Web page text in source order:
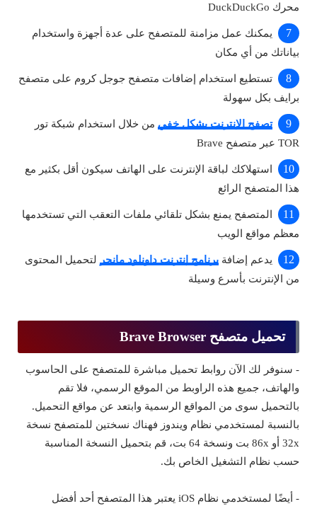
محرك DuckDuckGo
يمكنك عمل مزامنة للمتصفح على عدة أجهزة واستخدام
بياناتك من أي مكان
تستطيع استخدام إضافات متصفح جوجل كروم على متصفح
برايف بكل سهولة
تصفح الإنترنت بشكل خفي من خلال استخدام شبكة تور
TOR عبر متصفح Brave
استهلاكك لباقة الإنترنت على الهاتف سيكون أقل بكثير مع
هذا المتصفح الرائع
المتصفح يمنع بشكل تلقائي ملفات التعقب التي تستخدمها
معظم مواقع الويب
يدعم إضافة برنامج إنترنت داونلود مانجر لتحميل المحتوى
من الإنترنت بأسرع وسيلة
تحميل متصفح Brave Browser
- سنوفر لك الآن روابط تحميل مباشرة للمتصفح على الحاسوب
والهاتف، جميع هذه الراوبط من الموقع الرسمي، فلا تقم
بالتحميل سوى من المواقع الرسمية وابتعد عن مواقع التحميل.
بالنسبة لمستخدمي نظام ويندوز فهناك نسختين للمتصفح نسخة
32x أو 86x بت ونسخة 64 بت، قم بتحميل النسخة المناسبة
حسب نظام التشغيل الخاص بك.
- أيضًا لمستخدمي نظام iOS يعتبر هذا المتصفح أحد أفضل